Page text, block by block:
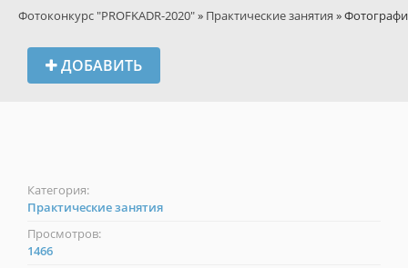
Фотоконкурс "PROFKADR-2020"» Практические занятия »
ДОБАВИТЬ
Категория:
Практические занятия
Просмотров:
1466